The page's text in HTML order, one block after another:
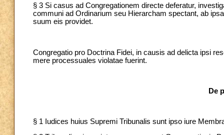
§ 3 Si casus ad Congregationem directe deferatur,
communi ad Ordinarium seu Hierarcham spectant, ab
suum eis providet.
Congregatio pro Doctrina Fidei, in causis ad delicta ipsi
mere processuales violatae fuerint.
De
§ 1 Iudices huius Supremi Tribunalis sunt ipso iure